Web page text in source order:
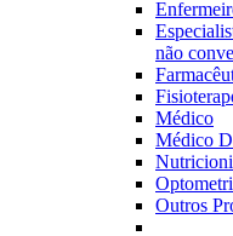
não
Médico
Médico
Outros